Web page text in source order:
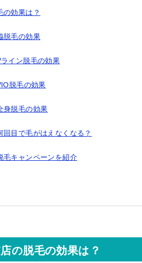
の効果は？
脱毛の効果
イン脱毛の効果
脱毛の効果
身脱毛の効果
目で毛がはえなくなる？
毛キャンペーンを紹介
の脱毛の効果は？